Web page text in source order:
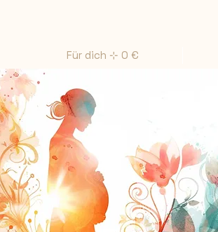
Für dich ⊹ 0 €